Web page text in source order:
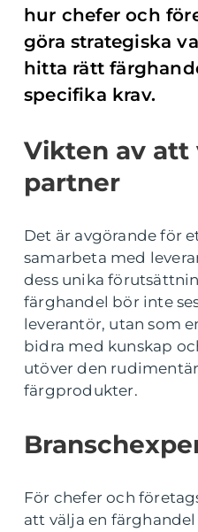
hur chefer och
göra strategiska
hitta rätt
specifika krav.
Vikten av att
partner
Det är avgörande för
samarbeta med
dess unika
färghandel bör inte
leverantör, utan som
bidra med kunskap
utöver den
färgprodukter.
För chefer och
att välja en